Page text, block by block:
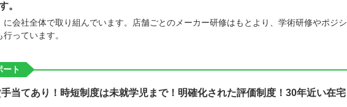
。
に会社全体で取り組んでいます。店舗ごとのメーカー研修はもとより、学術研修やポジシ
っています。
ート
当てあり！時短制度は未就学児まで！明確化された評価制度！30年近い在宅